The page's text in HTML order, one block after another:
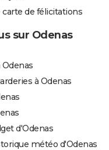
carte de félicitations
sur Odenas
à Odenas
d'Odenas
météo d'Odenas